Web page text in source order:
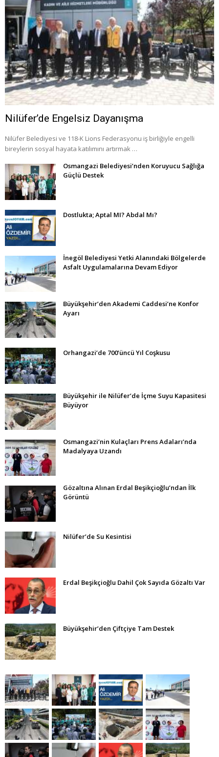
Nilüfer’de Engelsiz Dayanışma
Nilüfer Belediyesi ve 118-K Lions Federasyonu iş birliğiyle engelli
bireylerin sosyal hayata katılımını artırmak …
Osmangazi Belediyesi’nden Koruyucu Sağlığa
Güçlü Destek
Dostlukta; Aptal MI? Abdal Mı?
İnegöl Belediyesi Yetki Alanındaki Bölgelerde
Asfalt Uygulamalarına Devam Ediyor
Büyükşehir’den Akademi Caddesi’ne Konfor
Ayarı
Orhangazi’de 700’üncü Yıl Coşkusu
Büyükşehir ile Nilüfer’de İçme Suyu Kapasitesi
Büyüyor
Osmangazi’nin Kulaçları Prens Adaları’nda
Madalyaya Uzandı
Gözaltına Alınan Erdal Beşikçioğlu’ndan İlk
Görüntü
Nilüfer’de Su Kesintisi
Erdal Beşikçioğlu Dahil Çok Sayıda Gözaltı Var
Büyükşehir’den Çiftçiye Tam Destek